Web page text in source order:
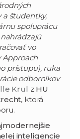
a študentky,
spoluprácu
vo
Approach
prístupu), ruka
odborníkov
Krul z HU
, ktorá
inteligencie